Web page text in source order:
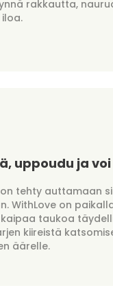
rakkautta,
uppoudu ja
tehty auttamaan
WithLove on
taukoa
kiireistä
äärelle.